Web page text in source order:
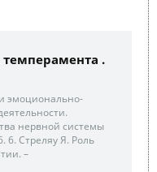
.
эмоционально-
нервной системы
6. Стреляу Я. Роль
–